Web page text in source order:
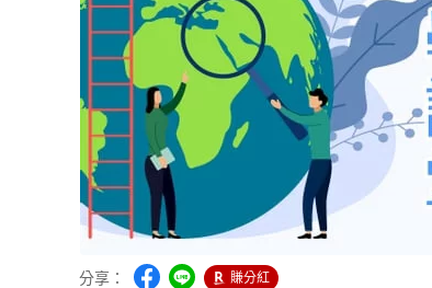
分享： 賺分紅